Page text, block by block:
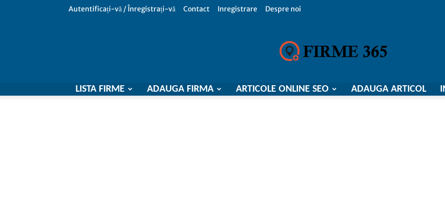
Autentificați-vă / Înregistrați-vă Contact Inregistrare Despre noi
Firme
LISTA FIRME ADAUGA FIRMA ARTICOLE ONLINE SEO ADAUGA ARTICOL